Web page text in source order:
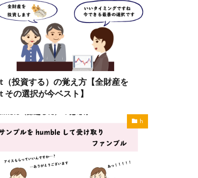
（投資する）の覚え方【全財産を
その選択が今ベスト】
h